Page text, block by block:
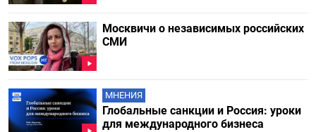
Москвичи о независимых российских
СМИ
МНЕНИЯ
Глобальные санкции и Россия: уроки
для международного бизнеса